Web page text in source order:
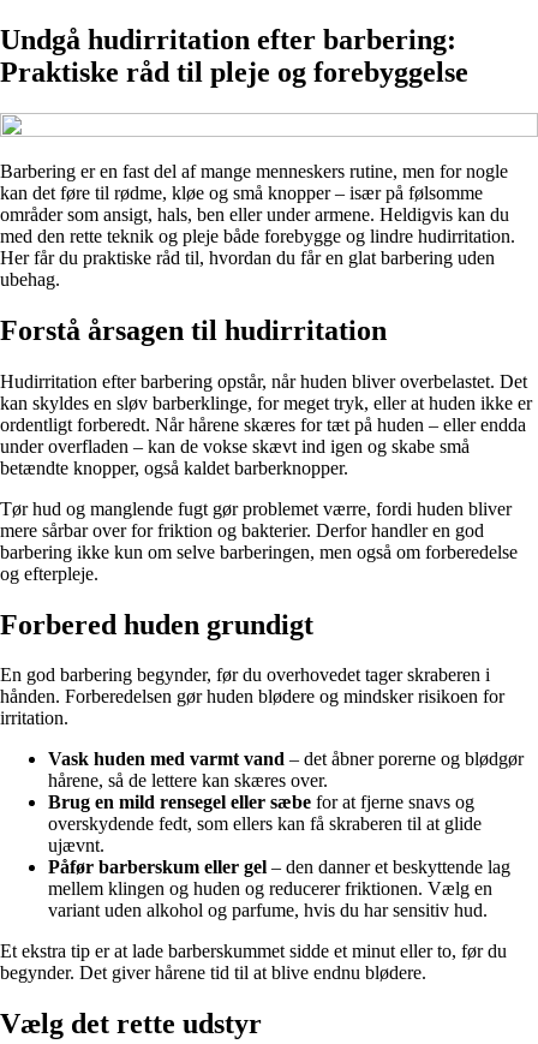
Undgå hudirritation efter barbering:
Praktiske råd til pleje og forebyggelse
Barbering er en fast del af mange menneskers rutine, men for nogle
kan det føre til rødme, kløe og små knopper – især på følsomme
områder som ansigt, hals, ben eller under armene. Heldigvis kan du
med den rette teknik og pleje både forebygge og lindre hudirritation.
Her får du praktiske råd til, hvordan du får en glat barbering uden
ubehag.
Forstå årsagen til hudirritation
Hudirritation efter barbering opstår, når huden bliver overbelastet. Det
kan skyldes en sløv barberklinge, for meget tryk, eller at huden ikke er
ordentligt forberedt. Når hårene skæres for tæt på huden – eller endda
under overfladen – kan de vokse skævt ind igen og skabe små
betændte knopper, også kaldet barberknopper.
Tør hud og manglende fugt gør problemet værre, fordi huden bliver
mere sårbar over for friktion og bakterier. Derfor handler en god
barbering ikke kun om selve barberingen, men også om forberedelse
og efterpleje.
Forbered huden grundigt
En god barbering begynder, før du overhovedet tager skraberen i
hånden. Forberedelsen gør huden blødere og mindsker risikoen for
irritation.
Vask huden med varmt vand – det åbner porerne og blødgør
hårene, så de lettere kan skæres over.
Brug en mild rensegel eller sæbe for at fjerne snavs og
overskydende fedt, som ellers kan få skraberen til at glide
ujævnt.
Påfør barberskum eller gel – den danner et beskyttende lag
mellem klingen og huden og reducerer friktionen. Vælg en
variant uden alkohol og parfume, hvis du har sensitiv hud.
Et ekstra tip er at lade barberskummet sidde et minut eller to, før du
begynder. Det giver hårene tid til at blive endnu blødere.
Vælg det rette udstyr